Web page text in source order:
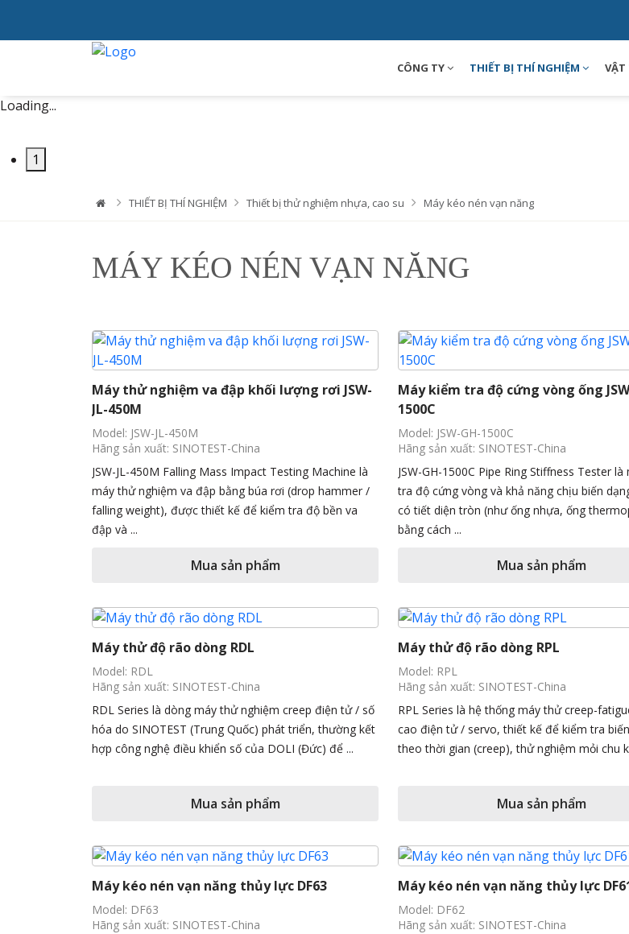
CÔNG TY THIẾT BỊ THÍ NGHIỆM VẬT
Loading...
1
THIẾT BỊ THÍ NGHIỆM Thiết bị thử nghiệm nhựa, cao su Máy kéo nén vạn năng
MÁY KÉO NÉN VẠN NĂNG
Máy thử nghiệm va đập khối lượng rơi JSW-
JL-450M
Model: JSW-JL-450M
Hãng sản xuất: SINOTEST-China
JSW-JL-450M Falling Mass Impact Testing Machine là
máy thử nghiệm va đập bằng búa rơi (drop hammer /
falling weight), được thiết kế để kiểm tra độ bền va
đập và ...
Mua sản phẩm
Máy kiểm tra độ cứng vòng ống
1500C
Model: JSW-GH-1500C
Hãng sản xuất: SINOTEST-China
JSW-GH-1500C Pipe Ring Stiffness Tester là
tra độ cứng vòng và khả năng chịu biến
có tiết diện tròn (như ống nhựa, ống
bằng cách ...
Mua sản phẩm
Máy thử độ rão dòng RDL
Model: RDL
Hãng sản xuất: SINOTEST-China
RDL Series là dòng máy thử nghiệm creep điện tử / số
hóa do SINOTEST (Trung Quốc) phát triển, thường kết
hợp công nghệ điều khiển số của DOLI (Đức) để ...
Mua sản phẩm
Máy thử độ rão dòng RPL
Model: RPL
Hãng sản xuất: SINOTEST-China
RPL Series là hệ thống máy thử creep-
cao điện tử / servo, thiết kế để kiểm tra
theo thời gian (creep), thử nghiệm mỏi chu
Mua sản phẩm
Máy kéo nén vạn năng thủy lực DF63
Model: DF63
Hãng sản xuất: SINOTEST-China
Máy kéo nén vạn năng thủy lực
Model: DF62
Hãng sản xuất: SINOTEST-China